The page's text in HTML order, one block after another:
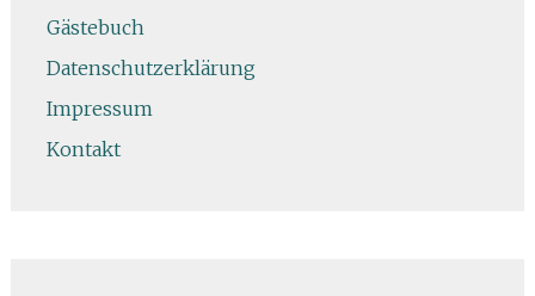
Gästebuch
Datenschutzerklärung
Impressum
Kontakt